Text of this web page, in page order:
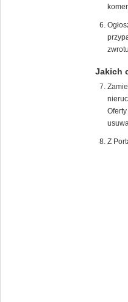
Jakich
Z